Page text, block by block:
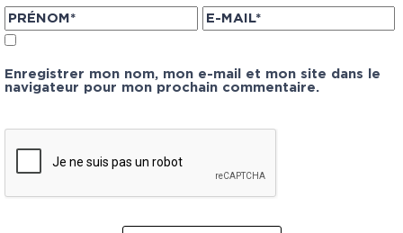
Enregistrer mon nom, mon e-mail et mon site dans le
navigateur pour mon prochain commentaire.